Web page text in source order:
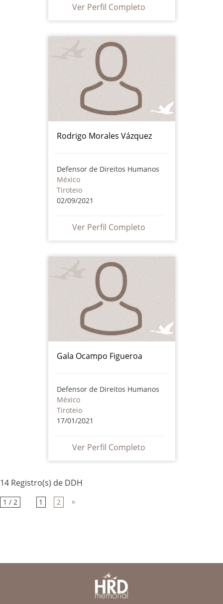
Ver Perfil Completo
Rodrigo Morales Vázquez
Defensor de Direitos Humanos
México
Tiroteio
02/09/2021
Ver Perfil Completo
Gala Ocampo Figueroa
Defensor de Direitos Humanos
México
Tiroteio
17/01/2021
Ver Perfil Completo
14 Registro(s) de DDH
1 / 2 1 2 »